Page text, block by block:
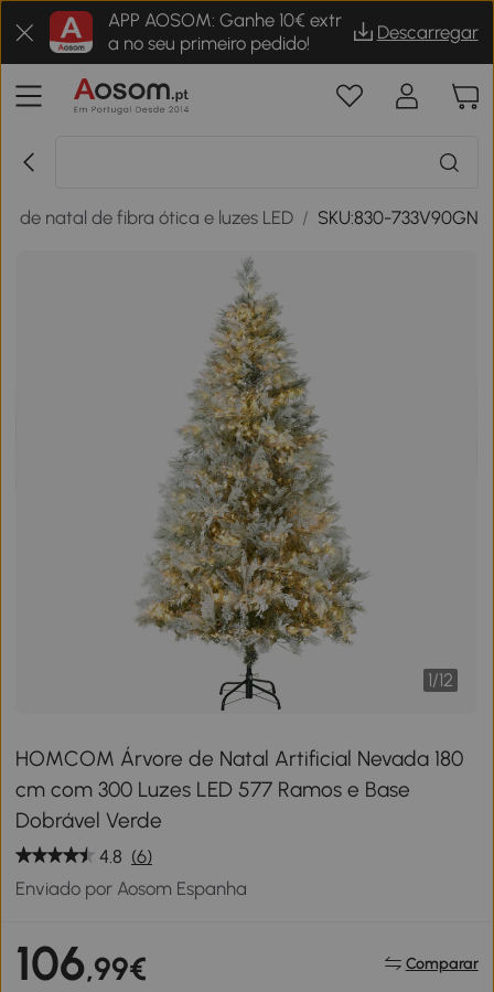
APP AOSOM: Ganhe 10€ extr
a no seu primeiro pedido!
Descarregar
de natal de fibra ótica e luzes LED / SKU:830-733V90GN
1/12
HOMCOM Árvore de Natal Artificial Nevada 180
cm com 300 Luzes LED 577 Ramos e Base
Dobrável Verde
4.8 (6)
Enviado por Aosom Espanha
106,99€ Comparar